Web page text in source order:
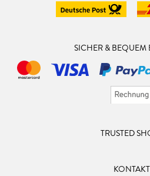
SICHER & BEQUEM
TRUSTED
KONTAKT